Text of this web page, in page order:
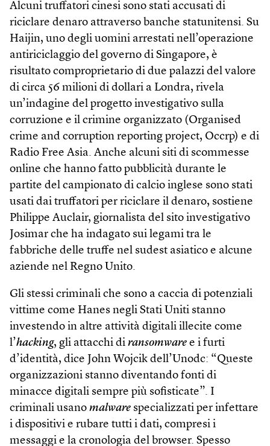
Alcuni truffatori cinesi sono stati accusati di
riciclare denaro attraverso banche statunitensi. Su
Haijin, uno degli uomini arrestati nell’operazione
antiriciclaggio del governo di Singapore, è
risultato comproprietario di due palazzi del valore
di circa 56 milioni di dollari a Londra, rivela
un’indagine del progetto investigativo sulla
corruzione e il crimine organizzato (Organised
crime and corruption reporting project, Occrp) e di
Radio Free Asia. Anche alcuni siti di scommesse
online che hanno fatto pubblicità durante le
partite del campionato di calcio inglese sono stati
usati dai truffatori per riciclare il denaro, sostiene
Philippe Auclair, giornalista del sito investigativo
Josimar che ha indagato sui legami tra le
fabbriche delle truffe nel sudest asiatico e alcune
aziende nel Regno Unito.
Gli stessi criminali che sono a caccia di potenziali
vittime come Hanes negli Stati Uniti stanno
investendo in altre attività digitali illecite come
l’hacking, gli attacchi di ransomware e i furti
d’identità, dice John Wojcik dell’Unodc: “Queste
organizzazioni stanno diventando fonti di
minacce digitali sempre più sofisticate”. I
criminali usano malware specializzati per infettare
i dispositivi e rubare tutti i dati, compresi i
messaggi e la cronologia del browser. Spesso